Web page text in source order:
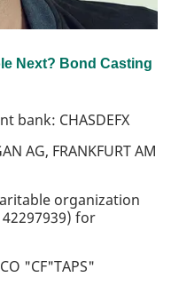
bank: CHASDEFX
AG, FRANKFURT AM
organization
42297939) for
"CF"TAPS"